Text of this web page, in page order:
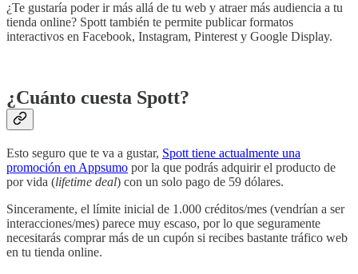
¿Te gustaría poder ir más allá de tu web y atraer más audiencia a tu
tienda online? Spott también te permite publicar formatos
interactivos en Facebook, Instagram, Pinterest y Google Display.
¿Cuánto cuesta Spott?
Esto seguro que te va a gustar, Spott tiene actualmente una
promoción en Appsumo por la que podrás adquirir el producto de
por vida (lifetime deal) con un solo pago de 59 dólares.
Sinceramente, el límite inicial de 1.000 créditos/mes (vendrían a ser
interacciones/mes) parece muy escaso, por lo que seguramente
necesitarás comprar más de un cupón si recibes bastante tráfico web
en tu tienda online.